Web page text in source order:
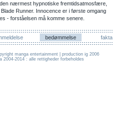
nærmest hypnotiske fremtidsatmosfære,
Runner. Innocence er i første omgang
- forståelsen må komme senere.
bedømmelse fakta
manga entertainment | production ig 2006
2004-2014 : alle rettigheder forbeholdes